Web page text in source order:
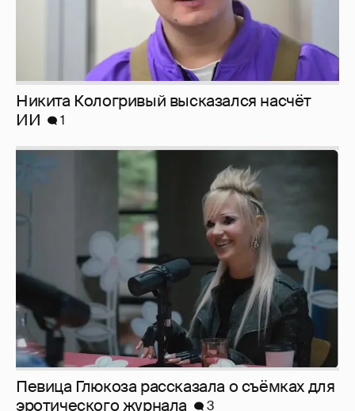
Певица Глюкоза рассказала о съёмках для
эротического журнала
3